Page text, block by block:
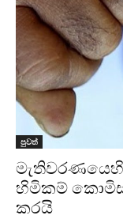
පුවත්
හිමිකම්
කරයි